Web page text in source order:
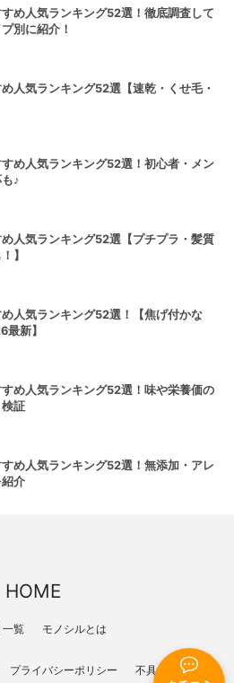
め人気ランキング52選！徹底調査して
別に紹介！
人気ランキング52選【速乾・くせ毛・
め人気ランキング52選！初心者・メン
♪
人気ランキング52選【プチプラ・髪質
】
人気ランキング52選！【焦げ付かな
新】
め人気ランキング52選！味や栄養価の
証
すめ人気ランキング52選！無添加・アレ
介
HOME
一覧 モノシルとは
プライバシーポリシー 不具合報告